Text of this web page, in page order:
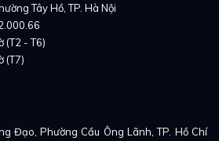
Tây Hồ, TP. Hà Nội
(T2 - T6)
(T7)
Đạo, Phường Cầu Ông Lãnh, TP. Hồ Chí